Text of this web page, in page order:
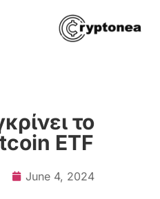
το
ETF
June 4, 2024